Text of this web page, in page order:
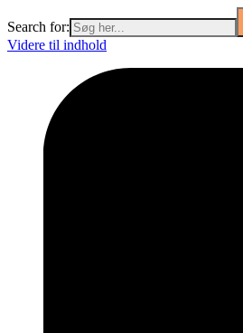
Search for:
Videre til indhold